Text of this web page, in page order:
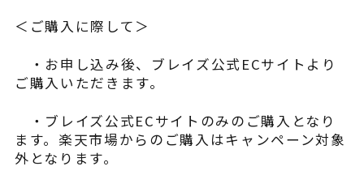
＜ご購入に際して＞
・お申し込み後、ブレイズ公式ECサイトより
ご購入いただきます。
・ブレイズ公式ECサイトのみのご購入となり
ます。楽天市場からのご購入はキャンペーン対象
外となります。